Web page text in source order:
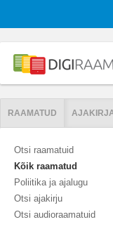
RAAMATUD
Otsi raamatuid
Kõik raamatud
Poliitika ja ajalugu
Otsi ajakirju
Otsi audioraamatuid